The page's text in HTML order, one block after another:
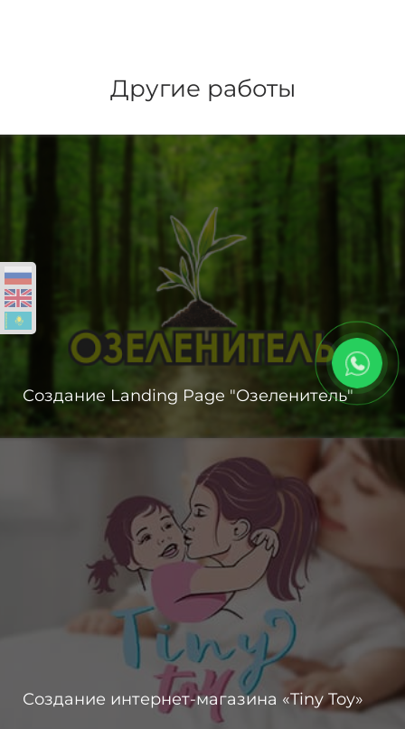
Другие работы
Создание Landing Page "Озеленитель"
Создание интернет-магазина «Tiny Toy»